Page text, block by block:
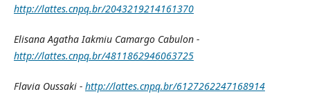
http://lattes.cnpq.br/2043219214161370
Elisana Agatha Iakmiu Camargo Cabulon -
http://lattes.cnpq.br/4811862946063725
Flavia Oussaki - http://lattes.cnpq.br/6127262247168914